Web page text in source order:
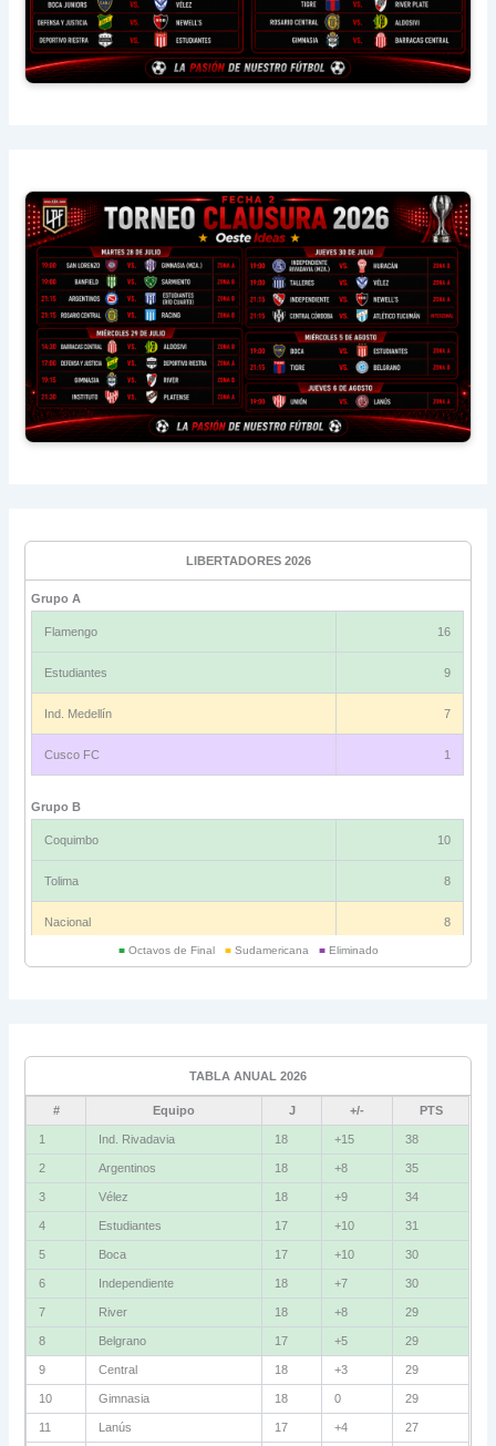
LIBERTADORES 2026
Grupo A
Flamengo 16
Estudiantes 9
Ind. Medellín 7
Cusco FC 1
Grupo B
Coquimbo 10
Tolima 8
Nacional 8
Bolívar 5
La Guaira
Grupo D
U. Católica
Cruzeiro 11
Boca Jrs.
Barcelona SC
Grupo E
■Octavos de Final ■Sudamericana ■Eliminado
TABLA ANUAL 2026
# Equipo J +/- PTS
1 Ind. Rivadavia 18 +15 38
2 Argentinos 18 +8 35
3 Vélez 18 +9 34
4 Estudiantes 17 +10 31
5 Boca 17 +10 30
6 Independiente 18 +7 30
7 River 18 +8 29
8 Belgrano 17 +5 29
9 Central 18 +3 29
10 Gimnasia 18 0 29
11 Lanús 17 +4 27